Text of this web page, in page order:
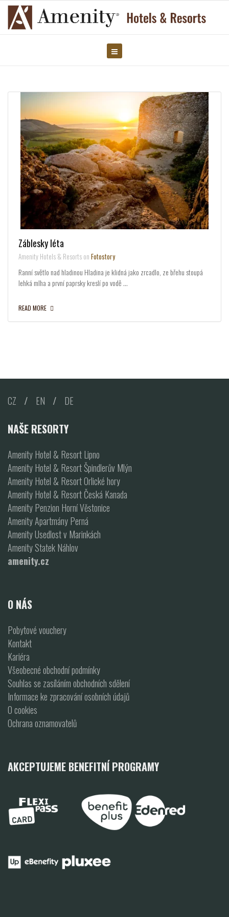
Záblesky léta
Amenity Hotels & Resorts on Fotostory
Ranní světlo nad hladinou Hladina je klidná jako zrcadlo, ze břehu stoupá
lehká mlha a první paprsky kreslí po vodě …
READ MORE
CZ / EN / DE
NAŠE RESORTY
Amenity Hotel & Resort Lipno
Amenity Hotel & Resort Špindlerův Mlýn
Amenity Hotel & Resort Orlické hory
Amenity Hotel & Resort Česká Kanada
Amenity Penzion Horní Věstonice
Amenity Apartmány Perná
Amenity Usedlost v Marinkách
Amenity Statek Náhlov
amenity.cz
O NÁS
Pobytové vouchery
Kontakt
Kariéra
Všeobecné obchodní podmínky
Souhlas se zasíláním obchodních sdělení
Informace ke zpracování osobních údajů
O cookies
Ochrana oznamovatelů
AKCEPTUJEME BENEFITNÍ PROGRAMY